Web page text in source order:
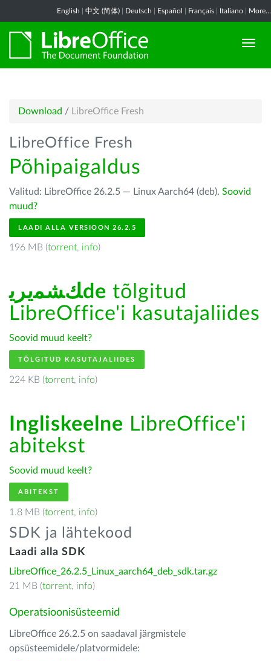
English 中文 (简体) Deutsch Español Français Italiano More...
Download / LibreOffice Fresh
LibreOffice Fresh
Põhipaigaldus
Valitud: LibreOffice 26.2.5 — Linux Aarch64 (deb). Soovid
muud?
LAADI ALLA VERSIOON 26.2.5
196 MB (torrent, info)
ﻚﺸﻤﻳﺮﻳde tõlgitud
LibreOffice'i kasutajaliides
Soovid muud keelt?
TÕLGITUD KASUTAJALIIDES
224 KB (torrent, info)
Ingliskeelne LibreOffice'i
abitekst
Soovid muud keelt?
ABITEKST
1.8 MB (torrent, info)
SDK ja lähtekood
Laadi alla SDK
LibreOffice_26.2.5_Linux_aarch64_deb_sdk.tar.gz
21 MB (torrent, info)
Operatsioonisüsteemid
LibreOffice 26.2.5 on saadaval järgmistele
opsüsteemidele/platvormidele: